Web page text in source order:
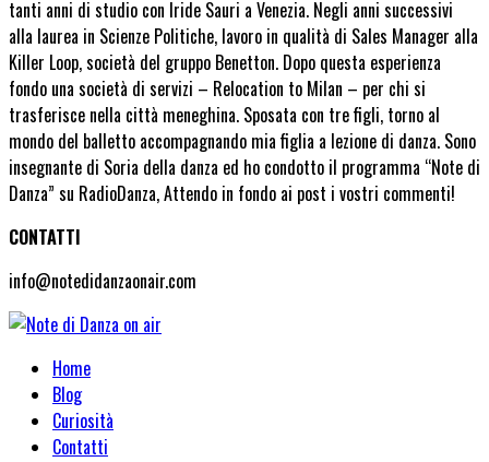
tanti anni di studio con Iride Sauri a Venezia. Negli anni successivi
alla laurea in Scienze Politiche, lavoro in qualità di Sales Manager alla
Killer Loop, società del gruppo Benetton. Dopo questa esperienza
fondo una società di servizi – Relocation to Milan – per chi si
trasferisce nella città meneghina. Sposata con tre figli, torno al
mondo del balletto accompagnando mia figlia a lezione di danza. Sono
insegnante di Soria della danza ed ho condotto il programma “Note di
Danza” su RadioDanza, Attendo in fondo ai post i vostri commenti!
CONTATTI
info@notedidanzaonair.com
Home
Blog
Curiosità
Contatti